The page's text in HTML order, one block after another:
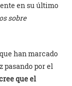
en su último
sobre
han marcado
pasando por el
que el